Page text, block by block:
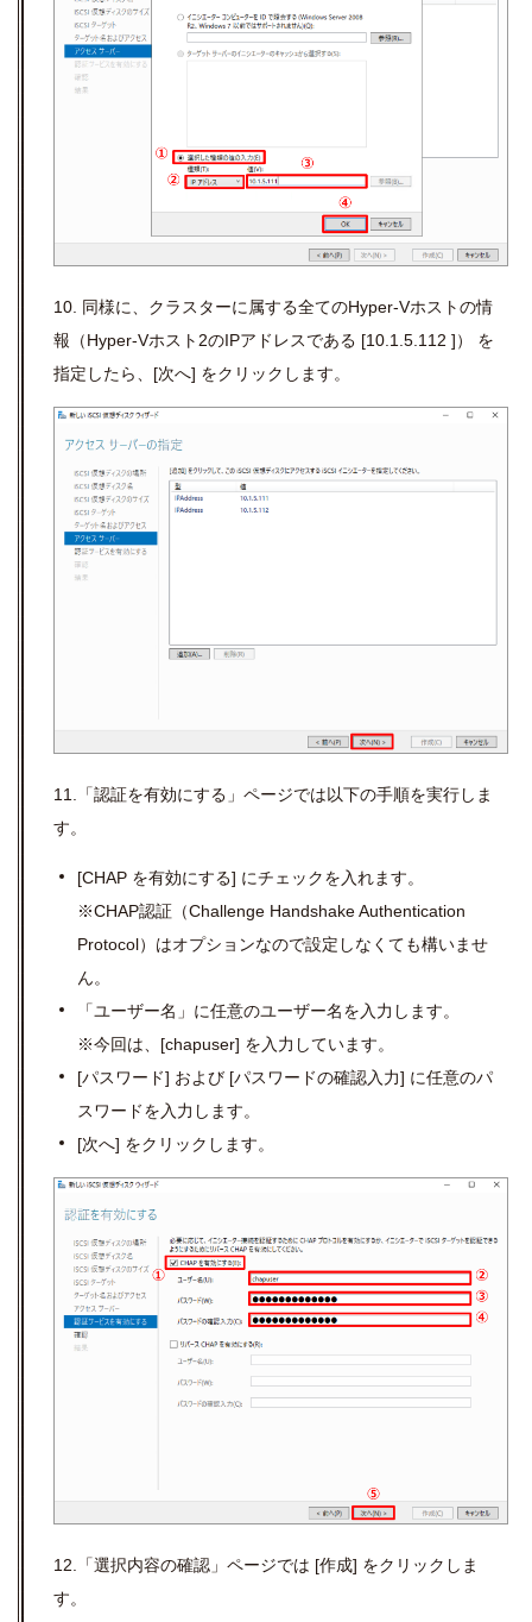
10. 同様に、クラスターに属する全てのHyper-Vホストの情
報（Hyper-Vホスト2のIPアドレスである [10.1.5.112 ]） を
指定したら、[次へ] をクリックします。
11.「認証を有効にする」ページでは以下の手順を実行しま
す。
[CHAP を有効にする] にチェックを入れます。
※CHAP認証（Challenge Handshake Authentication
Protocol）はオプションなので設定しなくても構いませ
ん。
「ユーザー名」に任意のユーザー名を入力します。
※今回は、 [chapuser] を入力しています。
[パスワード] および [パスワードの確認入力] に任意のパ
スワードを入力します。
[次へ] をクリックします。
12.「選択内容の確認」ページでは [作成] をクリックしま
す。